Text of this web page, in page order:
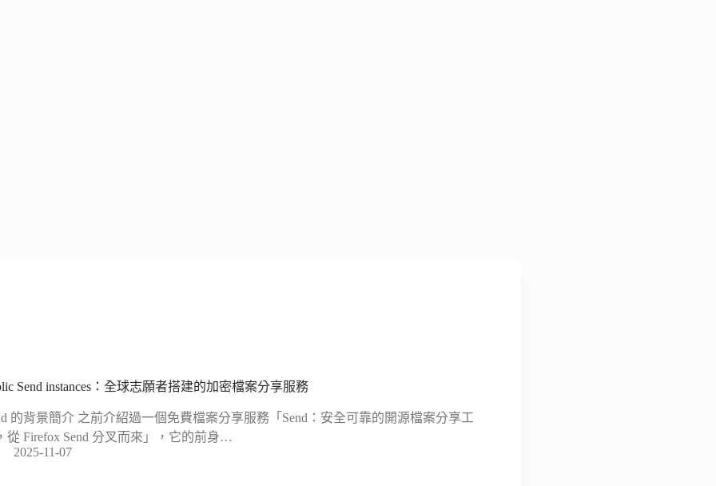
Send instances：全球志願者搭建的加密檔案分享服務
的背景簡介 之前介紹過一個免費檔案分享服務「Send：安全可靠的開源檔案分享工
從 Firefox Send 分叉而來」，它的前身…
2025-11-07